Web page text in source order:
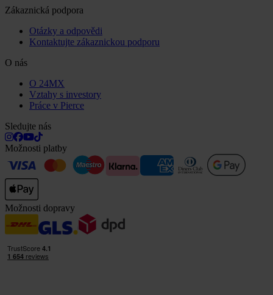
Zákaznická podpora
Otázky a odpovědi
Kontaktujte zákaznickou podporu
O nás
O 24MX
Vztahy s investory
Práce v Pierce
Sledujte nás
Možnosti platby
Možnosti dopravy